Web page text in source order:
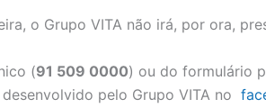
o Grupo VITA não irá, por ora,
(91 509 0000) ou do formulário
pelo Grupo VITA no